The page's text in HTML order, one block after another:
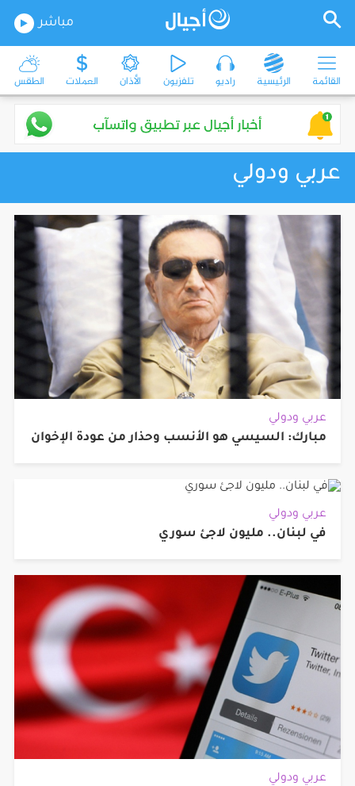
مباشر
القائمة الرئيسية راديو تلفزيون الأذان العملات الطقس
عربي ودولي
عربي ودولي
مبارك: السيسي هو الأنسب وحذار من عودة الإخوان
عربي ودولي
في لبنان.. مليون لاجئ سوري
عربي ودولي